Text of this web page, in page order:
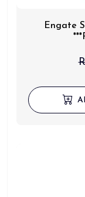
Engate